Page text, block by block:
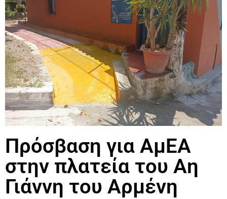
Πρόσβαση για ΑμΕΑ
στην πλατεία του Αη
Γιάννη του Αρμένη